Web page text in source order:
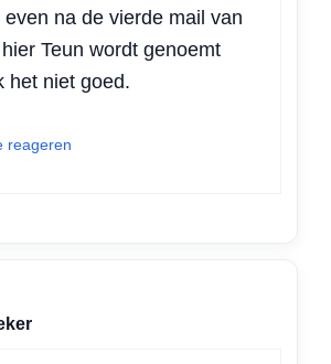
even na de vierde mail van
Teun wordt genoemt
het niet goed.
reageren